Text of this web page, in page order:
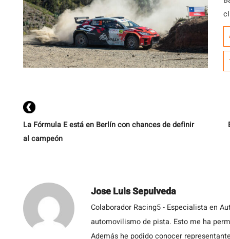
La Fórmula E está en Berlín con chances de definir
al campeón
Jose Luis Sepulveda
Colaborador Racing5 - Especialista en
automovilismo de pista. Esto me ha
Además he podido conocer